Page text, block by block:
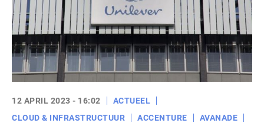
12 APRIL 2023 - 16:02
ACTUEEL
CLOUD & INFRASTRUCTUUR
ACCENTURE
AVANADE